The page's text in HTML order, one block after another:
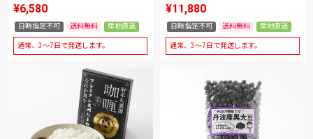
¥6,580
日時指定不可 送料無料 産地直送
通常、3～7日で発送します。
¥11,880
日時指定不可 送料無料 産地直送
通常、3～7日で発送します。